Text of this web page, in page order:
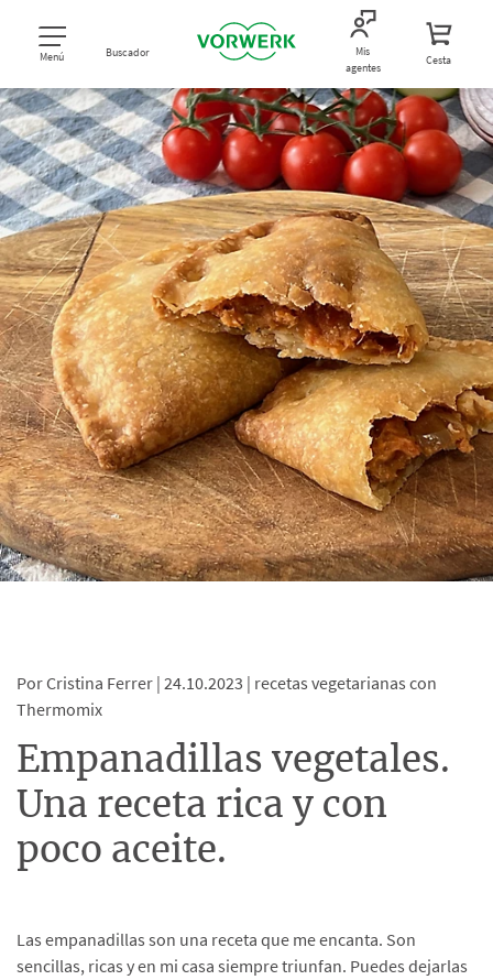
Menú Buscador
Mis
agentes
Cesta
Por Cristina Ferrer | 24.10.2023 | recetas vegetarianas con
Thermomix
Empanadillas vegetales.
Una receta rica y con
poco aceite.
Las empanadillas son una receta que me encanta. Son
sencillas, ricas y en mi casa siempre triunfan. Puedes dejarlas